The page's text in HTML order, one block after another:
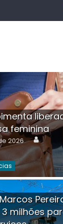
é
feminina
2026 Author
3 milhões